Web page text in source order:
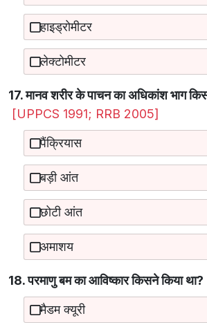
हाइड्रोमीटर
लेक्टोमीटर
17. मानव शरीर के पाचन का अधिकांश भाग
[UPPCS 1991; RRB 2005]
पैंक्रियास
बड़ी आंत
छोटी आंत
अमाशय
18. परमाणु बम का आविष्कार किसने किया था?
मैडम क्यूरी